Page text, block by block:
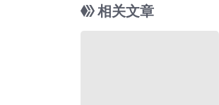
相关文章